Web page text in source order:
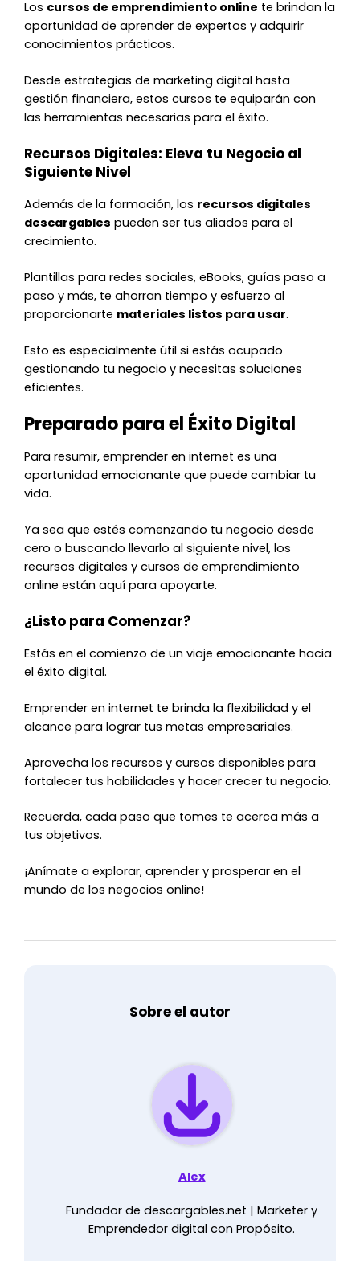
Los cursos de emprendimiento online te brindan la
oportunidad de aprender de expertos y adquirir
conocimientos prácticos.
Desde estrategias de marketing digital hasta
gestión financiera, estos cursos te equiparán con
las herramientas necesarias para el éxito.
Recursos Digitales: Eleva tu Negocio al
Siguiente Nivel
Además de la formación, los recursos digitales
descargables pueden ser tus aliados para el
crecimiento.
Plantillas para redes sociales, eBooks, guías paso a
paso y más, te ahorran tiempo y esfuerzo al
proporcionarte materiales listos para usar.
Esto es especialmente útil si estás ocupado
gestionando tu negocio y necesitas soluciones
eficientes.
Preparado para el Éxito Digital
Para resumir, emprender en internet es una
oportunidad emocionante que puede cambiar tu
vida.
Ya sea que estés comenzando tu negocio desde
cero o buscando llevarlo al siguiente nivel, los
recursos digitales y cursos de emprendimiento
online están aquí para apoyarte.
¿Listo para Comenzar?
Estás en el comienzo de un viaje emocionante hacia
el éxito digital.
Emprender en internet te brinda la flexibilidad y el
alcance para lograr tus metas empresariales.
Aprovecha los recursos y cursos disponibles para
fortalecer tus habilidades y hacer crecer tu negocio.
Recuerda, cada paso que tomes te acerca más a
tus objetivos.
¡Anímate a explorar, aprender y prosperar en el
mundo de los negocios online!
Sobre el autor
Alex
Fundador de descargables.net | Marketer y
Emprendedor digital con Propósito.